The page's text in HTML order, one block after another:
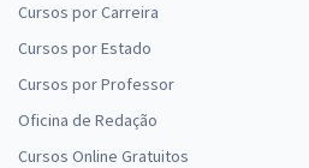
Cursos por Carreira
Cursos por Estado
Cursos por Professor
Oficina de Redação
Cursos Online Gratuitos